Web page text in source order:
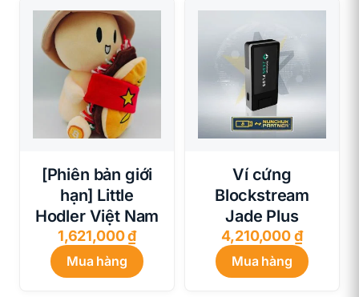
[Phiên bản giới
hạn] Little
Hodler Việt Nam
1,621,000₫
Mua hàng
Ví cứng
Blockstream
Jade Plus
4,210,000₫
Mua hàng